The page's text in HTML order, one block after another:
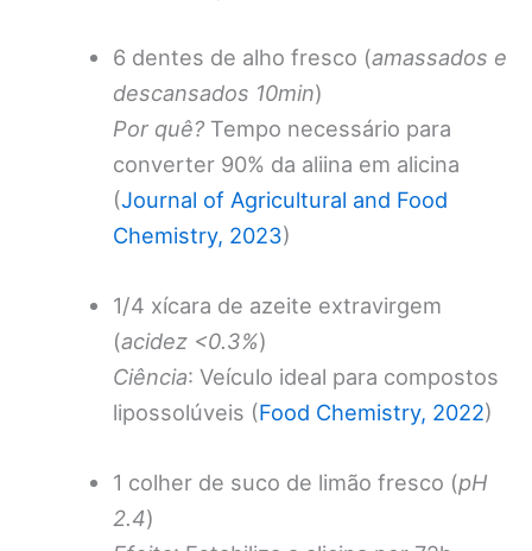
6 dentes de alho fresco (amassados e
descansados 10min)
Por quê?Tempo necessário para
converter 90% da aliina em alicina
(Journal of Agricultural and Food
Chemistry, 2023)
1/4 xícara de azeite extravirgem
(acidez <0.3%)
Ciência: Veículo ideal para compostos
lipossolúveis (Food Chemistry, 2022)
1 colher de suco de limão fresco (pH
2.4)